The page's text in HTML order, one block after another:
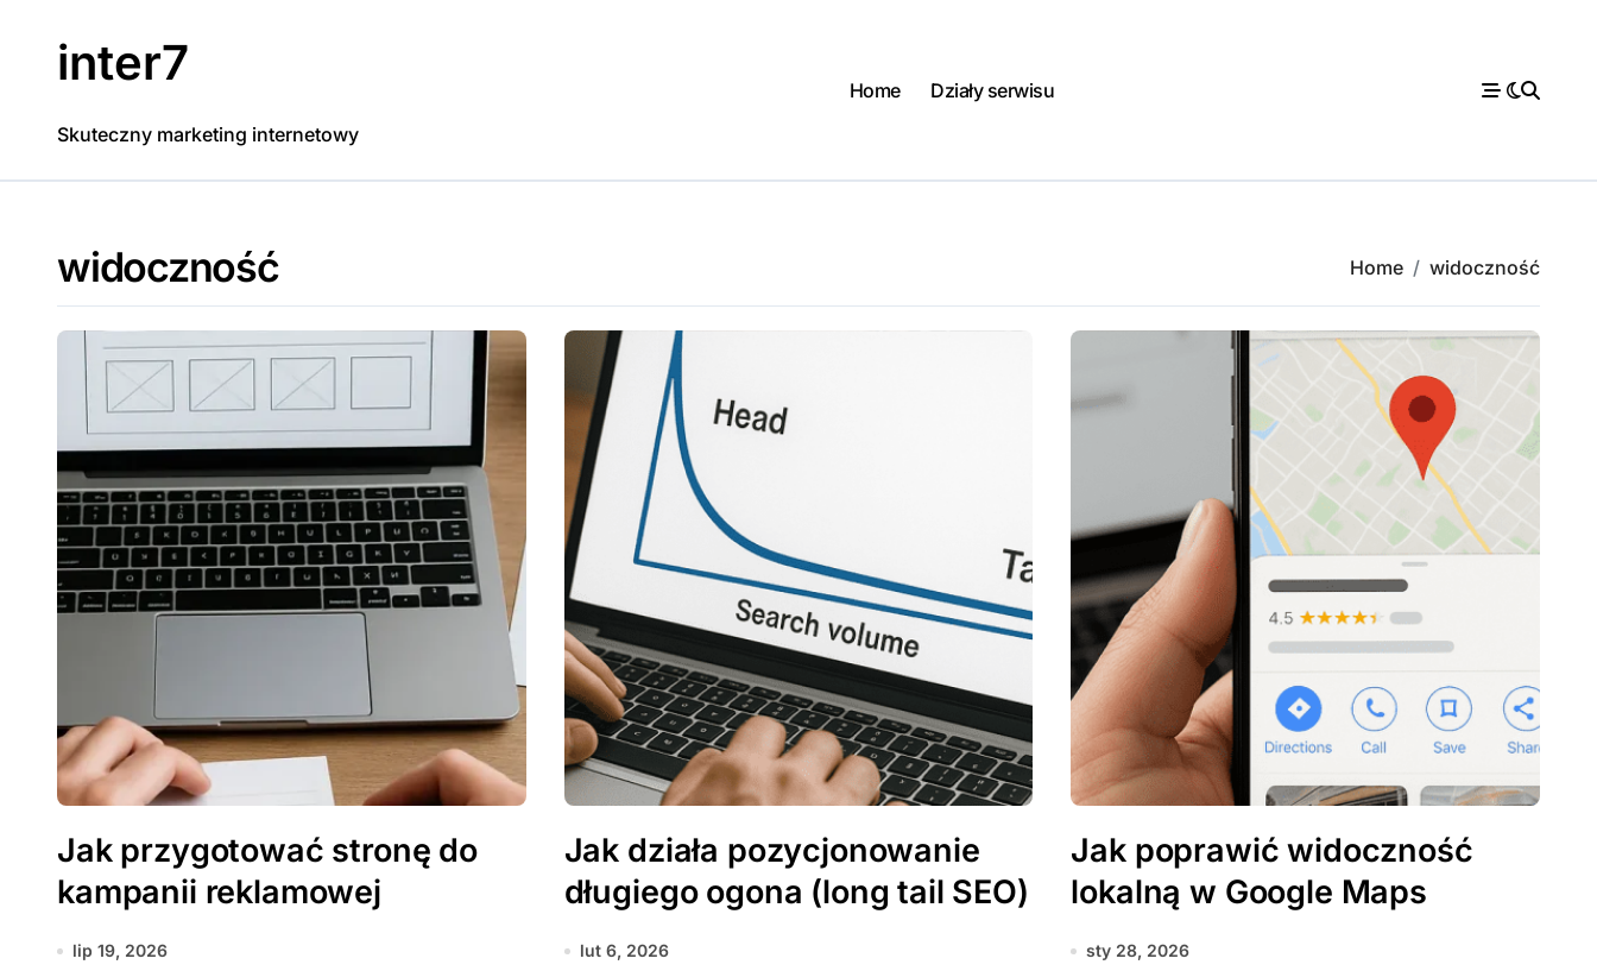
inter7
Skuteczny marketing internetowy
Home Działy serwisu
widoczność Home widoczność
Jak przygotować stronę do
kampanii reklamowej
lip 19, 2026
Jak działa pozycjonowanie
długiego ogona (long tail SEO)
lut 6, 2026
Jak poprawić widoczność
lokalną w Google Maps
sty 28, 2026